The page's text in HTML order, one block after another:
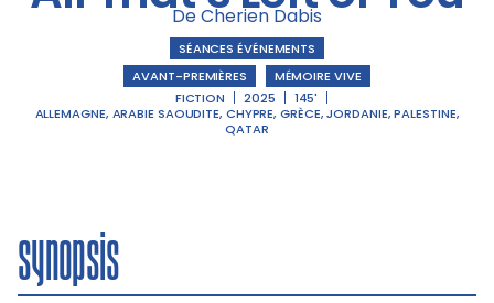
synopsis
De Cherien Dabis
SÉANCES ÉVÉNEMENTS
AVANT-PREMIÈRES
MÉMOIRE VIVE
FICTION
2025
145'
ALLEMAGNE, ARABIE SAOUDITE, CHYPRE,GRÈCE,JORDANIE,PALESTINE,
QATAR